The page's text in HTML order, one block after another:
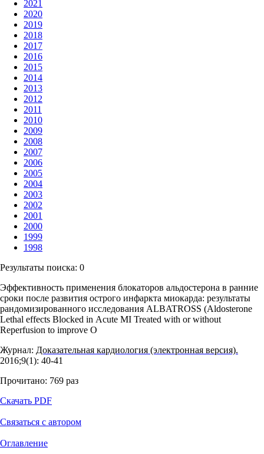
2021
2020
2019
2018
2017
2016
2015
2014
2013
2012
2011
2010
2009
2008
2007
2006
2005
2004
2003
2002
2001
2000
1999
1998
Результаты поиска: 0
Эффективность применения блокаторов альдостерона в ранние
сроки после развития острого инфаркта миокарда: результаты
рандомизированного исследования АLBATROSS (Aldosterone
Lethal effects Blocked in Acute MI Treated with or without
Reperfusion to improve O
Журнал: Доказательная кардиология (электронная версия).
2016;9(1): 40‑41
Прочитано: 769 раз
Скачать PDF
Связаться с автором
Оглавление